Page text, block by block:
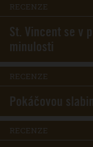
RECENZE
St. Vincent se v
minulosti
RECENZE
Pokáčovou
RECENZE